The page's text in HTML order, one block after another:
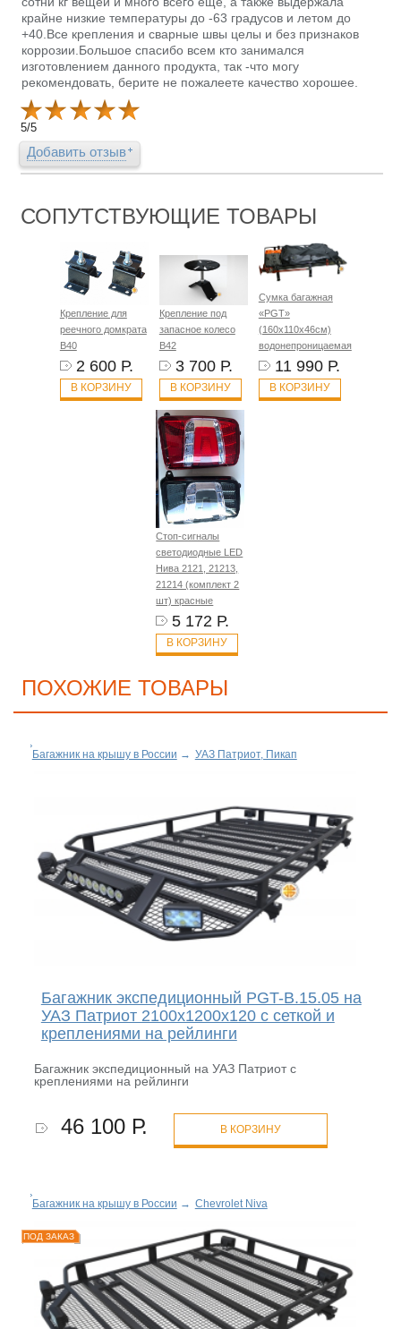
крайне низкие температуры до -63 градусов и летом до
+40.Все крепления и сварные швы целы и без признаков
коррозии.Большое спасибо всем кто занимался
изготовлением данного продукта, так -что могу
рекомендовать, берите не пожалеете качество хорошее.
5/5
Добавить отзыв
СОПУТСТВУЮЩИЕ ТОВАРЫ
Крепление для
реечного домкрата
B40
2 600 Р.
В КОРЗИНУ
Крепление под
запасное колесо
B42
3 700 Р.
В КОРЗИНУ
Сумка багажная
«PGT»
(160х110х46см)
водонепроницаемая
11 990 Р.
В КОРЗИНУ
Стоп-сигналы
светодиодные LED
Нива 2121, 21213,
21214 (комплект 2
шт) красные
5 172 Р.
В КОРЗИНУ
ПОХОЖИЕ ТОВАРЫ
Багажник на крышу в России → УАЗ Патриот, Пикап
Багажник экспедиционный PGT-B.15.05 на
УАЗ Патриот 2100х1200х120 с сеткой и
креплениями на рейлинги
Багажник экспедиционный на УАЗ Патриот с
креплениями на рейлинги
46 100 Р. В КОРЗИНУ
Багажник на крышу в России → Chevrolet Niva
ПОД ЗАКАЗ